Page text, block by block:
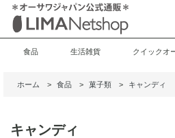
食品 生活雑貨 クイックオ
ホーム > 食品 > 菓子類 > キャンディ
キャンディ